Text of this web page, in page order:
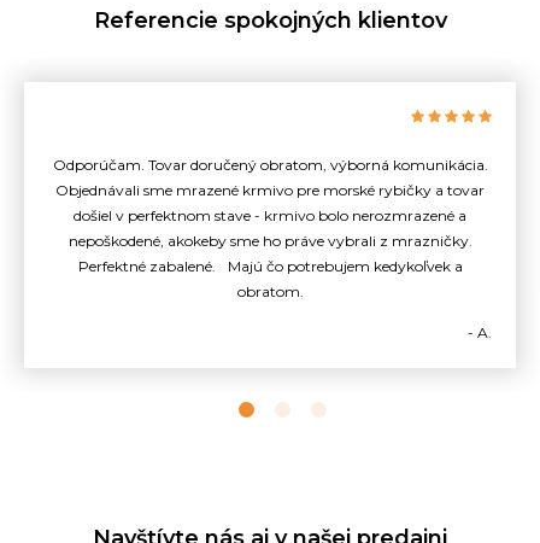
Referencie spokojných klientov
Odporúčam. Tovar doručený obratom, výborná komunikácia.
Objednávali sme mrazené krmivo pre morské rybičky a tovar
došiel v perfektnom stave - krmivo bolo nerozmrazené a
nepoškodené, akokeby sme ho práve vybrali z mrazničky.
Perfektné zabalené. Majú čo potrebujem kedykoľvek a
obratom.
- A.